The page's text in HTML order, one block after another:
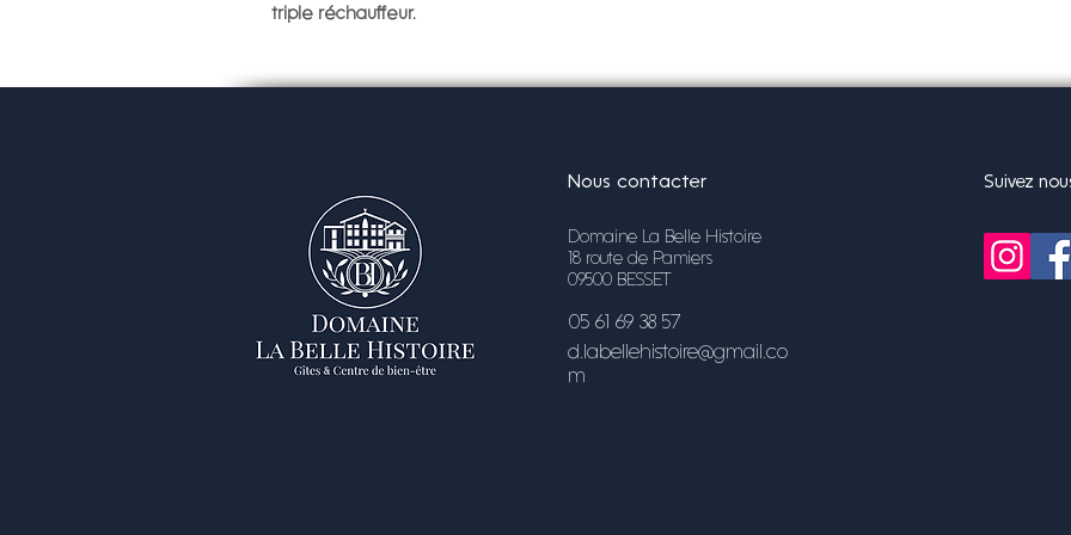
triple réchauffeur.
Nous contacter
Domaine La Belle Histoire
18 route de Pamiers
09500 BESSET
05 61 69 38 57
d.labellehistoire@gmail.co
m
Suivez